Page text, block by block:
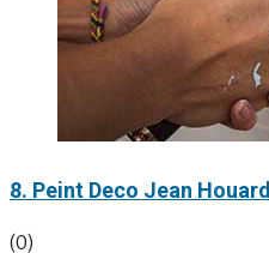
8. Peint Deco Jean Houard
(0)